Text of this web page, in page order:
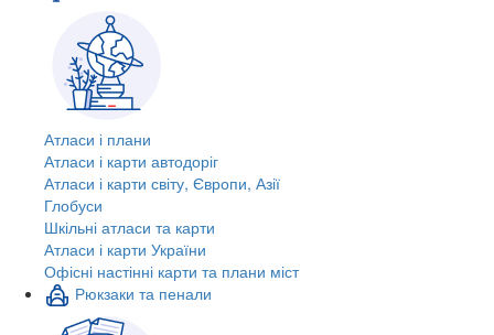
Атласи і плани
Атласи і карти автодоріг
Атласи і карти світу, Європи, Азії
Глобуси
Шкільні атласи та карти
Атласи і карти України
Офісні настінні карти та плани міст
Рюкзаки та пенали